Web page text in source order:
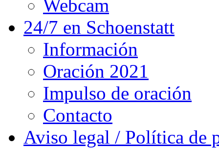
Webcam
24/7 en Schoenstatt
Información
Oración 2021
Impulso de oración
Contacto
Aviso legal / Política de